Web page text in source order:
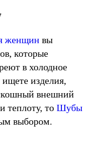
женщин вы
которые
в холодное
изделия,
внешний
теплоту, то Шубы
выбором.